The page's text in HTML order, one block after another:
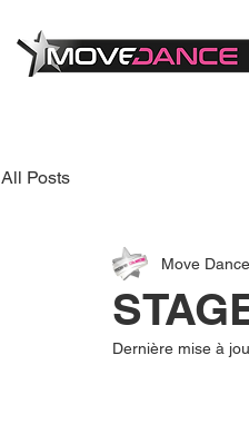
All Posts
Move Dance
Dernière mise à